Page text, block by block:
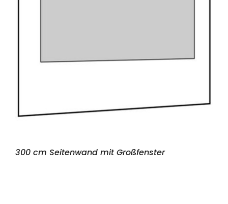
300 cm Seitenwand mit Großfenster